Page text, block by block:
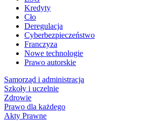
Kredyty
Cło
Deregulacja
Cyberbezpieczeństwo
Franczyza
Nowe technologie
Prawo autorskie
Samorząd i administracja
Szkoły i uczelnie
Zdrowie
Prawo dla każdego
Akty Prawne